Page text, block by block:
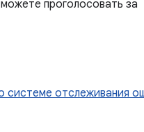
проголосовать за
системе отслеживания